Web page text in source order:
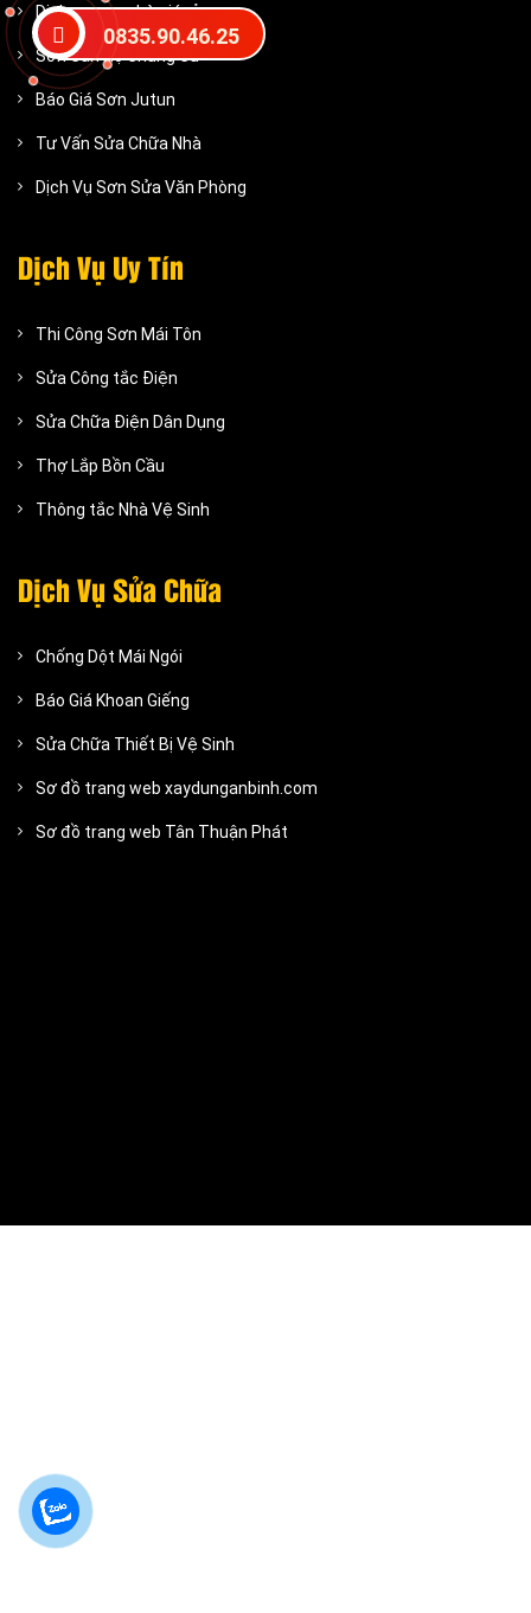
Dịch vụ sơn nhà giá rẻ
Sơn Căn Hộ Chung Cư
Báo Giá Sơn Jutun
Tư Vấn Sửa Chữa Nhà
Dịch Vụ Sơn Sửa Văn Phòng
Dịch Vụ Uy Tín
Thi Công Sơn Mái Tôn
Sửa Công tắc Điện
Sửa Chữa Điện Dân Dụng
Thợ Lắp Bồn Cầu
Thông tắc Nhà Vệ Sinh
Dịch Vụ Sửa Chữa
Chống Dột Mái Ngói
Báo Giá Khoan Giếng
Sửa Chữa Thiết Bị Vệ Sinh
Sơ đồ trang web xaydunganbinh.com
Sơ đồ trang web Tân Thuận Phát
0835.90.46.25